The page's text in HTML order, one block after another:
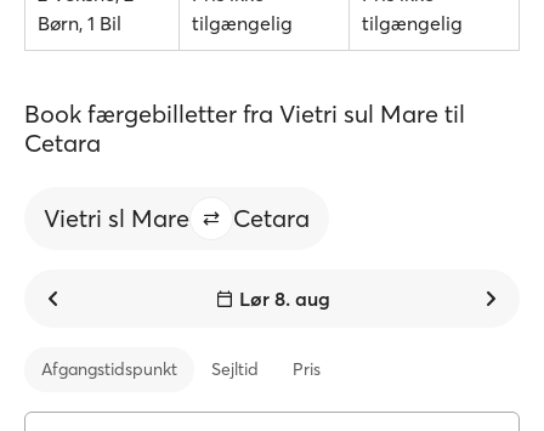
Børn, 1 Bil
tilgængelig
tilgængelig
Book færgebilletter fra Vietri sul Mare til
Cetara
Vietri sl Mare Cetara
Lør 8. aug
Afgangstidspunkt Sejltid Pris